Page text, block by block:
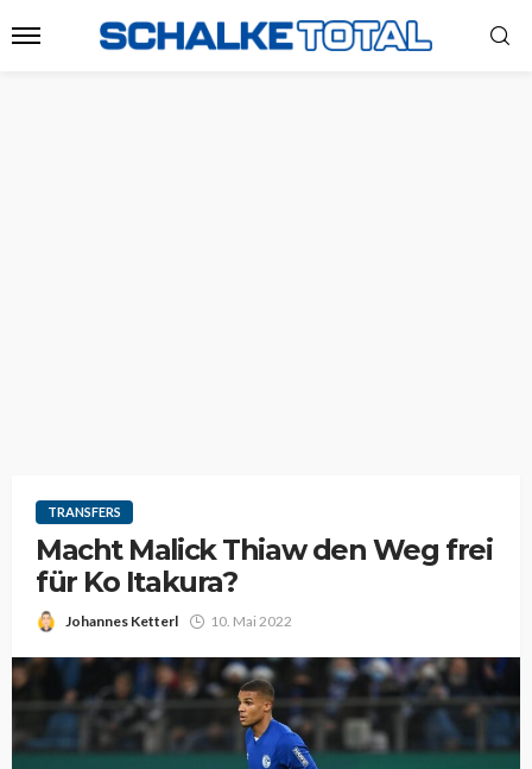
TRANSFERS
Macht Malick Thiaw den Weg frei
für Ko Itakura?
Johannes Ketterl 10. Mai 2022